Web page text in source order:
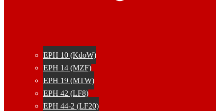
EPH 10 (KdoW)
EPH 14 (MZF)
EPH 19 (MTW)
EPH 42 (LF8)
EPH 44-2 (LF20)